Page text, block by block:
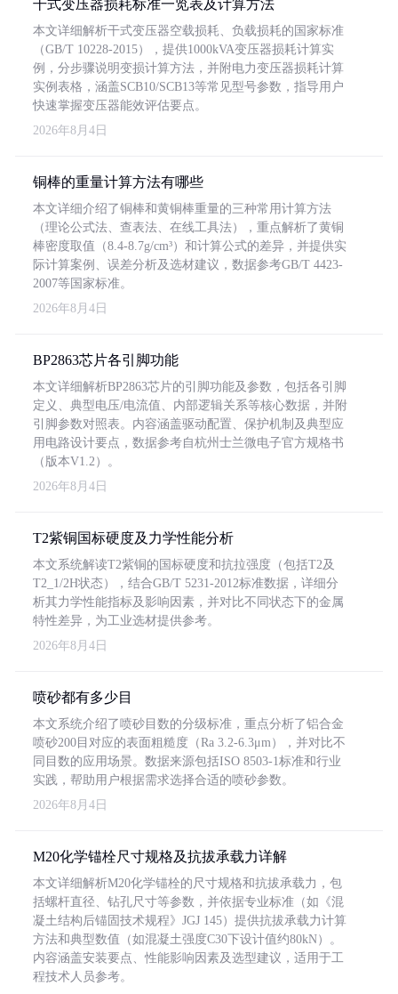
干式变压器损耗标准一览表及计算方法
本文详细解析干式变压器空载损耗、负载损耗的国家标准
（GB/T 10228-2015），提供1000kVA变压器损耗计算实
例，分步骤说明变损计算方法，并附电力变压器损耗计算
实例表格，涵盖SCB10/SCB13等常见型号参数，指导用户
快速掌握变压器能效评估要点。
2026年8月4日
铜棒的重量计算方法有哪些
本文详细介绍了铜棒和黄铜棒重量的三种常用计算方法
（理论公式法、查表法、在线工具法），重点解析了黄铜
棒密度取值（8.4-8.7g/cm³）和计算公式的差异，并提供实
际计算案例、误差分析及选材建议，数据参考GB/T 4423-
2007等国家标准。
2026年8月4日
BP2863芯片各引脚功能
本文详细解析BP2863芯片的引脚功能及参数，包括各引脚
定义、典型电压/电流值、内部逻辑关系等核心数据，并附
引脚参数对照表。内容涵盖驱动配置、保护机制及典型应
用电路设计要点，数据参考自杭州士兰微电子官方规格书
（版本V1.2）。
2026年8月4日
T2紫铜国标硬度及力学性能分析
本文系统解读T2紫铜的国标硬度和抗拉强度（包括T2及
T2_1/2H状态），结合GB/T 5231-2012标准数据，详细分
析其力学性能指标及影响因素，并对比不同状态下的金属
特性差异，为工业选材提供参考。
2026年8月4日
喷砂都有多少目
本文系统介绍了喷砂目数的分级标准，重点分析了铝合金
喷砂200目对应的表面粗糙度（Ra 3.2-6.3μm），并对比不
同目数的应用场景。数据来源包括ISO 8503-1标准和行业
实践，帮助用户根据需求选择合适的喷砂参数。
2026年8月4日
M20化学锚栓尺寸规格及抗拔承载力详解
本文详细解析M20化学锚栓的尺寸规格和抗拔承载力，包
括螺杆直径、钻孔尺寸等参数，并依据专业标准（如《混
凝土结构后锚固技术规程》JGJ 145）提供抗拔承载力计算
方法和典型数值（如混凝土强度C30下设计值约80kN）。
内容涵盖安装要点、性能影响因素及选型建议，适用于工
程技术人员参考。